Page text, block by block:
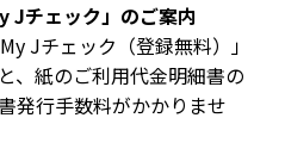
Jチェック」のご案内
Jチェック（登録無料）」
、紙のご利用代金明細書の
発行手数料がかかりませ